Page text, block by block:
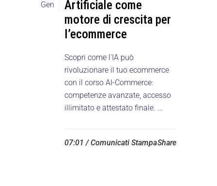
Gen
Artificiale come
motore di crescita per
l’ecommerce
Scopri come l'IA può
rivoluzionare il tuo ecommerce
con il corso AI-Commerce:
competenze avanzate, accesso
illimitato e attestato finale. ...
07:01 /Comunicati StampaShare